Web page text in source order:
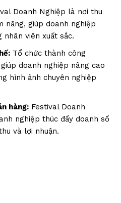
Doanh Nghiệp là nơi thu
năng, giúp doanh nghiệp
nhân viên xuất sắc.
Tổ chức thành công
doanh nghiệp nâng cao
hình ảnh chuyên nghiệp
hàng: Festival Doanh
nghiệp thúc đẩy doanh số
và lợi nhuận.